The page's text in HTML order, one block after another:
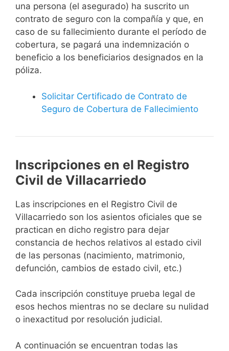
una persona (el asegurado) ha suscrito un
contrato de seguro con la compañía y que, en
caso de su fallecimiento durante el período de
cobertura, se pagará una indemnización o
beneficio a los beneficiarios designados en la
póliza.
Solicitar Certificado de Contrato de
Seguro de Cobertura de Fallecimiento
Inscripciones en el Registro
Civil de Villacarriedo
Las inscripciones en el Registro Civil de
Villacarriedo son los asientos oficiales que se
practican en dicho registro para dejar
constancia de hechos relativos al estado civil
de las personas (nacimiento, matrimonio,
defunción, cambios de estado civil, etc.)
Cada inscripción constituye prueba legal de
esos hechos mientras no se declare su nulidad
o inexactitud por resolución judicial.
A continuación se encuentran todas las